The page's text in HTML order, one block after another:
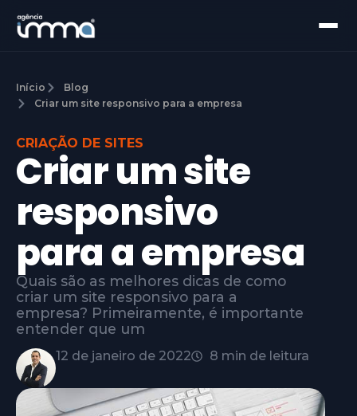
Início
Blog
Criar um site responsivo para a empresa
CRIAÇÃO DE SITES
Criar um site
responsivo
para a empresa
Quais são as melhores dicas de como
criar um site responsivo para a
empresa? Primeiramente, é importante
entender que um
12 de janeiro de 2022 8 min de leitura